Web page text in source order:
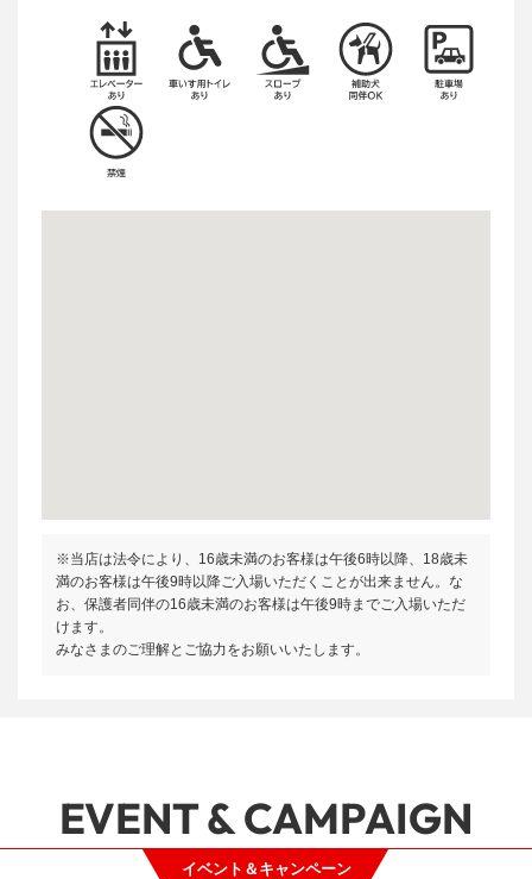
※当店は法令により、16歳未満のお客様は午後6時以降、18歳未
満のお客様は午後9時以降ご入場いただくことが出来ません。な
お、保護者同伴の16歳未満のお客様は午後9時までご入場いただ
けます。
みなさまのご理解とご協力をお願いいたします。
イベント＆キャンペーン
EVENT & CAMPAIGN